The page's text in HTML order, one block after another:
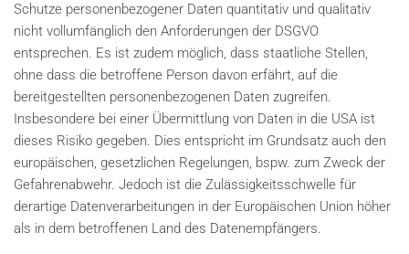
Schutze personenbezogener Daten quantitativ und qualitativ
nicht vollumfänglich den Anforderungen der DSGVO
entsprechen. Es ist zudem möglich, dass staatliche Stellen,
ohne dass die betroffene Person davon erfährt, auf die
bereitgestellten personenbezogenen Daten zugreifen.
Insbesondere bei einer Übermittlung von Daten in die USA ist
dieses Risiko gegeben. Dies entspricht im Grundsatz auch den
europäischen, gesetzlichen Regelungen, bspw. zum Zweck der
Gefahrenabwehr. Jedoch ist die Zulässigkeitsschwelle für
derartige Datenverarbeitungen in der Europäischen Union höher
als in dem betroffenen Land des Datenempfängers.